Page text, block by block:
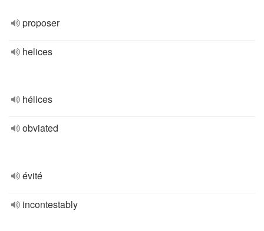
proposer
helices
hélices
obviated
évité
incontestably